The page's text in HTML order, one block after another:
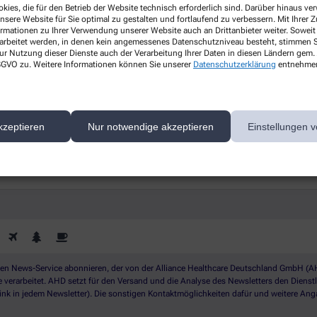
die für den Betrieb der Website technisch erforderlich sind. Darüber hinaus
Website für Sie optimal zu gestalten und fortlaufend zu verbessern. Mit Ihrer
zu Ihrer Verwendung unserer Website auch an Drittanbieter weiter. Soweit
werden, in denen kein angemessenes Datenschutzniveau besteht, stimmen
Nutzung dieser Dienste auch der Verarbeitung Ihrer Daten in diesen Ländern
zu. Weitere Informationen können Sie unserer Datenschutzerklärung
Nur notwendige akzeptieren Einstellungen
Gesundheitsthemen
Erfahren Sie mehr über aktuelle
Themen rund um Ihre Gesundheit.
Sie sich Ihren 10% Gutschein* für unsere
News-Service abonnieren, der von der Alliance Healthcare Deutschland GmbH
verarbeitet. AHD setzt für den Versand und die Analyse des Newsletters den
in jedem Newsletter). Die sonstigen Kontaktmöglichkeiten dafür und weitere